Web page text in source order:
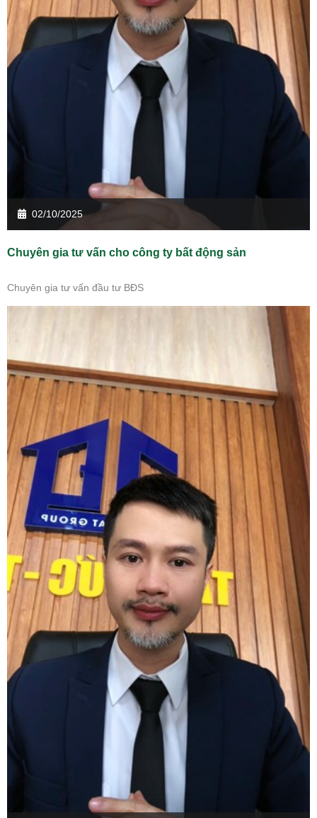
02/10/2025
Chuyên gia tư vấn cho công ty bất động sản
Chuyên gia tư vấn đầu tư BĐS